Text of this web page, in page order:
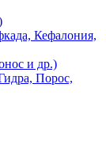
Кефалония,
и др.)
Порос,